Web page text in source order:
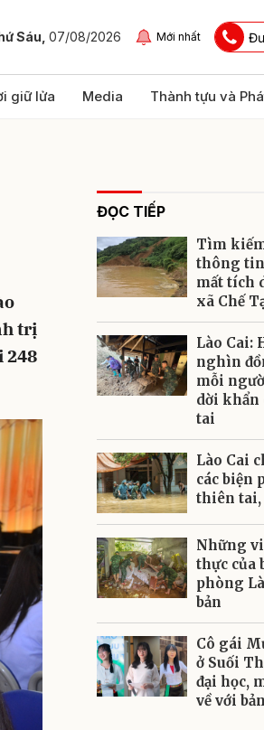
Sáu, 07/08/2026 Mới nhất
giữ lửa Media Thành tựu và
trị
248
ĐỌC TIẾP
Tìm
thông
mất tích
xã Chế
Lào Cai:
nghìn
mỗi
dời khẩn
tai
Lào Cai
các biện
thiên tai,
Những
thực của
phòng
bản
Cô gái
ở Suối
đại học,
về với
Gửi